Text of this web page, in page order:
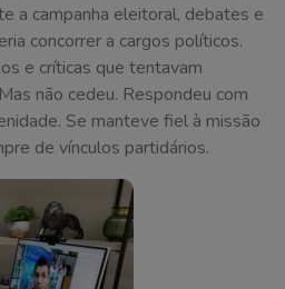
a campanha eleitoral, debates e
concorrer a cargos políticos.
e críticas que tentavam
não cedeu. Respondeu com
Se manteve fiel à missão
de vínculos partidários.